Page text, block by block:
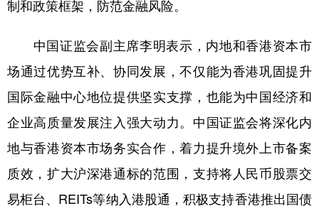
制和政策框架，防范金融风险。
中国证监会副主席李明表示，内地和香港资本市
场通过优势互补、协同发展，不仅能为香港巩固提升
国际金融中心地位提供坚实支撑，也能为中国经济和
企业高质量发展注入强大动力。中国证监会将深化内
地与香港资本市场务实合作，着力提升境外上市备案
质效，扩大沪深港通标的范围，支持将人民币股票交
易柜台、REITs等纳入港股通，积极支持香港推出国债